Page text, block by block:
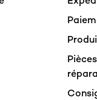
speakers. We